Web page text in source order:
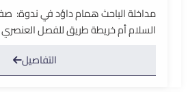
مداخلة الباحث همام داؤد في ندوة:
السلام أم خريطة طريق للفصل العنصري
التفاصيل